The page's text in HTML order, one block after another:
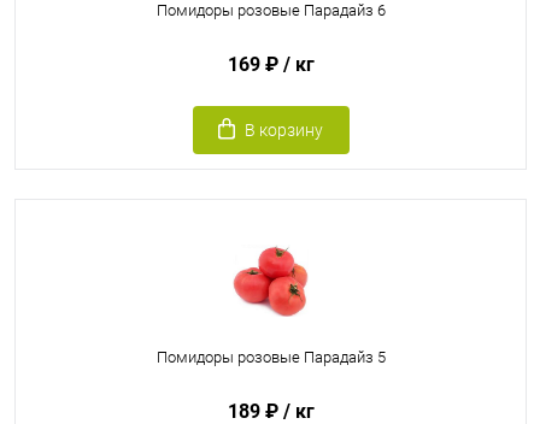
Помидоры розовые Парадайз 6
169 ₽ / кг
В корзину
Помидоры розовые Парадайз 5
189 ₽ / кг